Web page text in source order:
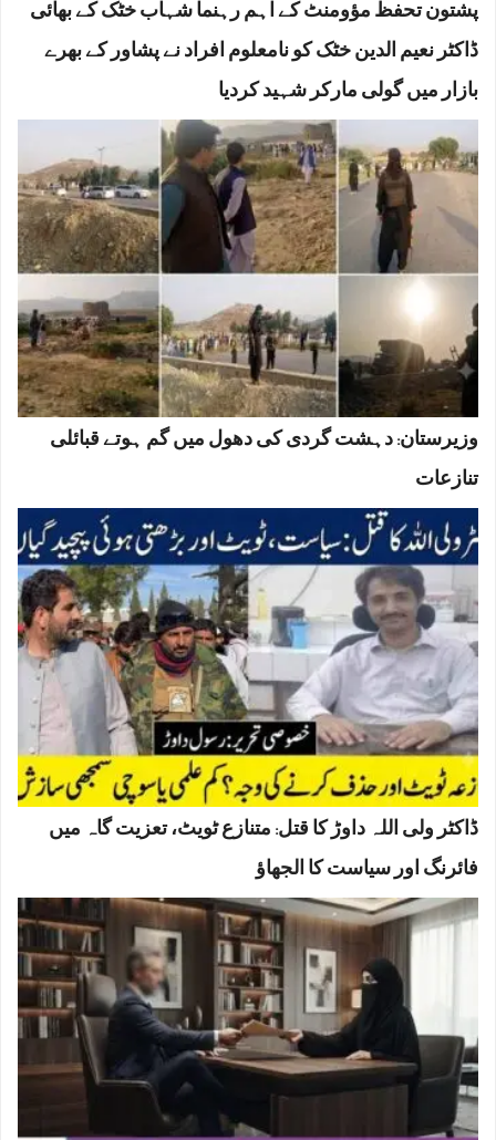
پشتون تحفظ مؤومنٹ کے اہم رہنما شہاب خٹک کے بھائی
ڈاکٹر نعیم الدین خٹک کو نامعلوم افراد نے پشاور کے بھرے
بازار میں گولی مارکر شہید کردیا
وزیرستان: دہشت گردی کی دھول میں گم ہوتے قبائلی
تنازعات
ڈاکٹر ولی اللہ داوڑ کا قتل: متنازع ٹویٹ، تعزیت گاہ میں
فائرنگ اور سیاست کا الجھاؤ